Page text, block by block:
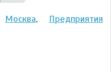
Москва, Предприятия